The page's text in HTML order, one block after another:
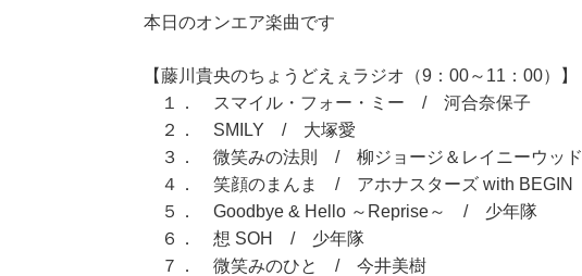
本日のオンエア楽曲です
【藤川貴央のちょうどえぇラジオ（9：00～11：00）】
１． スマイル・フォー・ミー / 河合奈保子
２． SMILY / 大塚愛
３． 微笑みの法則 / 柳ジョージ＆レイニーウッド
４． 笑顔のまんま / アホナスターズ with BEGIN
５． Goodbye & Hello ～Reprise～ / 少年隊
６． 想 SOH / 少年隊
７． 微笑みのひと / 今井美樹